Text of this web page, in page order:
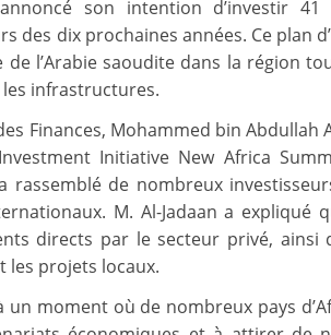
son intention d’investir
des dix prochaines années. Ce plan
de l’Arabie saoudite dans la région
infrastructures.
Finances, Mohammed bin Abdullah
Initiative New Africa
rassemblé de nombreux
M. Al-Jadaan a expliqué
directs par le secteur privé,
les projets locaux.
un moment où de nombreux pays